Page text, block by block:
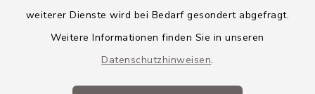
weiterer Dienste wird bei Bedarf gesondert abgefragt.
Weitere Informationen finden Sie in unseren
Datenschutzhinweisen.
Barrierefreiheit